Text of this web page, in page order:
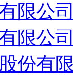
限公
限公
份有